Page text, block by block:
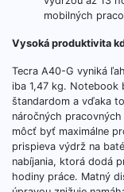
mobilných
Vysoká produktivita
Tecra A40-G vyniká
iba 1,47 kg. Notebook
štandardom a vďaka
náročných
môcť byť maximálne
prispieva výdrž na
nabíjania, ktorá dodá
hodiny práce. Matný